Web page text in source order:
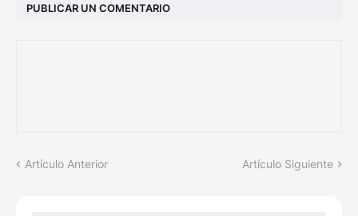
PUBLICAR UN COMENTARIO
Artículo Anterior Artículo Siguiente